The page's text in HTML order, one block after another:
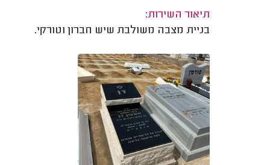
תיאור השירות:
בניית מצבה משולבת שיש חברון וטורקי.